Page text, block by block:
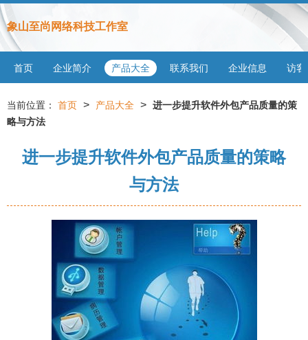
象山至尚网络科技工作室
首页 企业简介 产品大全 联系我们 企业信息 访客
当前位置： 首页 > 产品大全 > 进一步提升软件外包产品质量的策
略与方法
进一步提升软件外包产品质量的策略
与方法